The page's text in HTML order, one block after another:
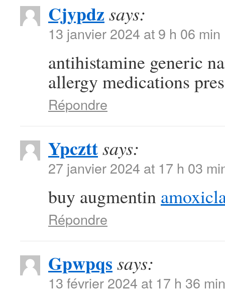
Cjypdz says:
13 janvier 2024 at 9 h 06 min
antihistamine generic
allergy medications
Répondre
Ypczttsays:
27 janvier 2024 at 17 h 03
buy augmentin
Répondre
Gpwpqs says:
13 février 2024 at 17 h 36 min